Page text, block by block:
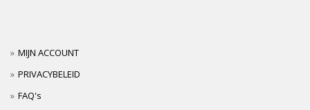
MIJN ACCOUNT
PRIVACYBELEID
FAQ's